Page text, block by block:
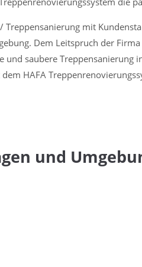
mit
Dem Leitspruch der Firma
und saubere Treppensanierung
HAFA
und